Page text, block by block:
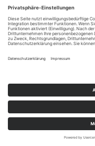
Tel: 03962 - 22 10
|
Cookie-Einstellungen